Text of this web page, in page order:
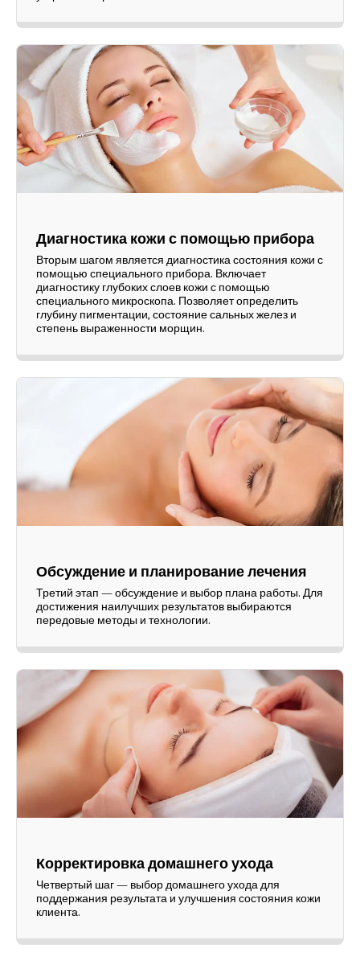
Диагностика кожи с помощью прибора
Вторым шагом является диагностика состояния кожи с
помощью специального прибора. Включает
диагностику глубоких слоев кожи с помощью
специального микроскопа. Позволяет определить
глубину пигментации, состояние сальных желез и
степень выраженности морщин.
Обсуждение и планирование лечения
Третий этап — обсуждение и выбор плана работы. Для
достижения наилучших результатов выбираются
передовые методы и технологии.
Корректировка домашнего ухода
Четвертый шаг — выбор домашнего ухода для
поддержания результата и улучшения состояния кожи
клиента.